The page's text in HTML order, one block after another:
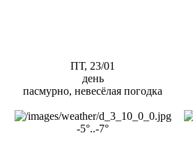
ПТ, 23/01
день
пасмурно, невесёлая погодка
-5°..-7°